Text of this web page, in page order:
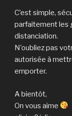
C’est simple,
parfaitement les
distanciation.
N’oubliez pas
autorisée à
emporter.
A bientôt,
On vous aime